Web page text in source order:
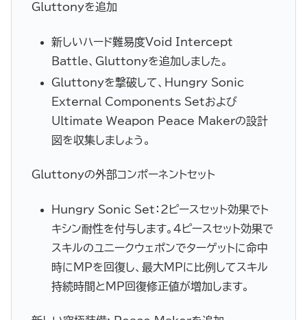
Gluttonyを追加
新しいハード難易度Void Intercept
Battle、Gluttonyを追加しました。
Gluttonyを撃破して、Hungry Sonic
External Components Setおよび
Ultimate Weapon Peace Makerの設計
図を収集しましょう。
Gluttonyの外部コンポーネントセット
Hungry Sonic Set：2ピースセット効果でト
キシン耐性を付与します。4ピースセット効果で
スキルのユニークウェポンでターゲットに命中
時にMPを回復し、最大MPに比例してスキル
持続時間とMP回復修正値が増加します。